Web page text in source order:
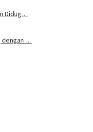
Didug…
dengan …